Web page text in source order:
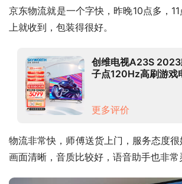
京东物流就是一个字快，昨晚10点多，
上就收到，包装得很好。
创维电视A23S
子点120Hz高刷游戏
更多评价
物流非常快，师傅送货上门，服务态度很
画面清晰，音质比较好，语音助手也非常